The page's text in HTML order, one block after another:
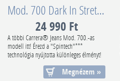
Mod. 700 Dark In Stretch Denim 13 oz. 7000921S0100
24 990 Ft
A többi Carrera® Jeans Mod. 700.-as
modell itt! Érezd a "Spintech"***
technológia nyújtotta különleges élményt!
Megnézem »